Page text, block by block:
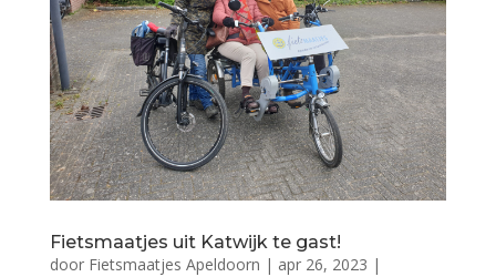
Fietsmaatjes uit Katwijk te gast!
door Fietsmaatjes Apeldoorn | apr 26, 2023 |